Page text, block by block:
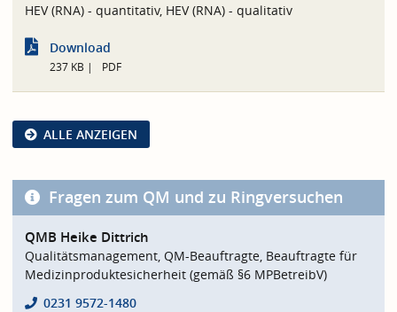
HEV (RNA) - quantitativ, HEV (RNA) - qualitativ
Download
237 KB PDF
ALLE ANZEIGEN
Fragen zum QM und zu Ringversuchen
QMB Heike Dittrich
Qualitätsmanagement, QM-Beauftragte, Beauftragte für
Medizinproduktesicherheit (gemäß §6 MPBetreibV)
0231 9572-1480